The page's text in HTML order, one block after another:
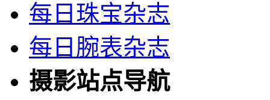
每日珠宝杂志
每日腕表杂志
摄影站点导航